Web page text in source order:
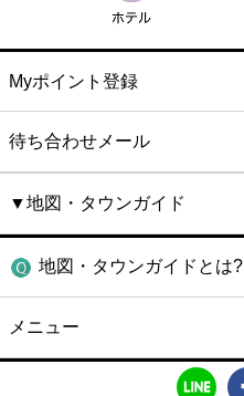
Myポイント登録
待ち合わせメール
▼地図・タウンガイド
地図・タウンガイドとは?
メニュー